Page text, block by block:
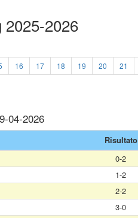
2025-2026
16 17 18 19 20 21
04-2026
Risultato
0-2
1-2
2-2
3-0